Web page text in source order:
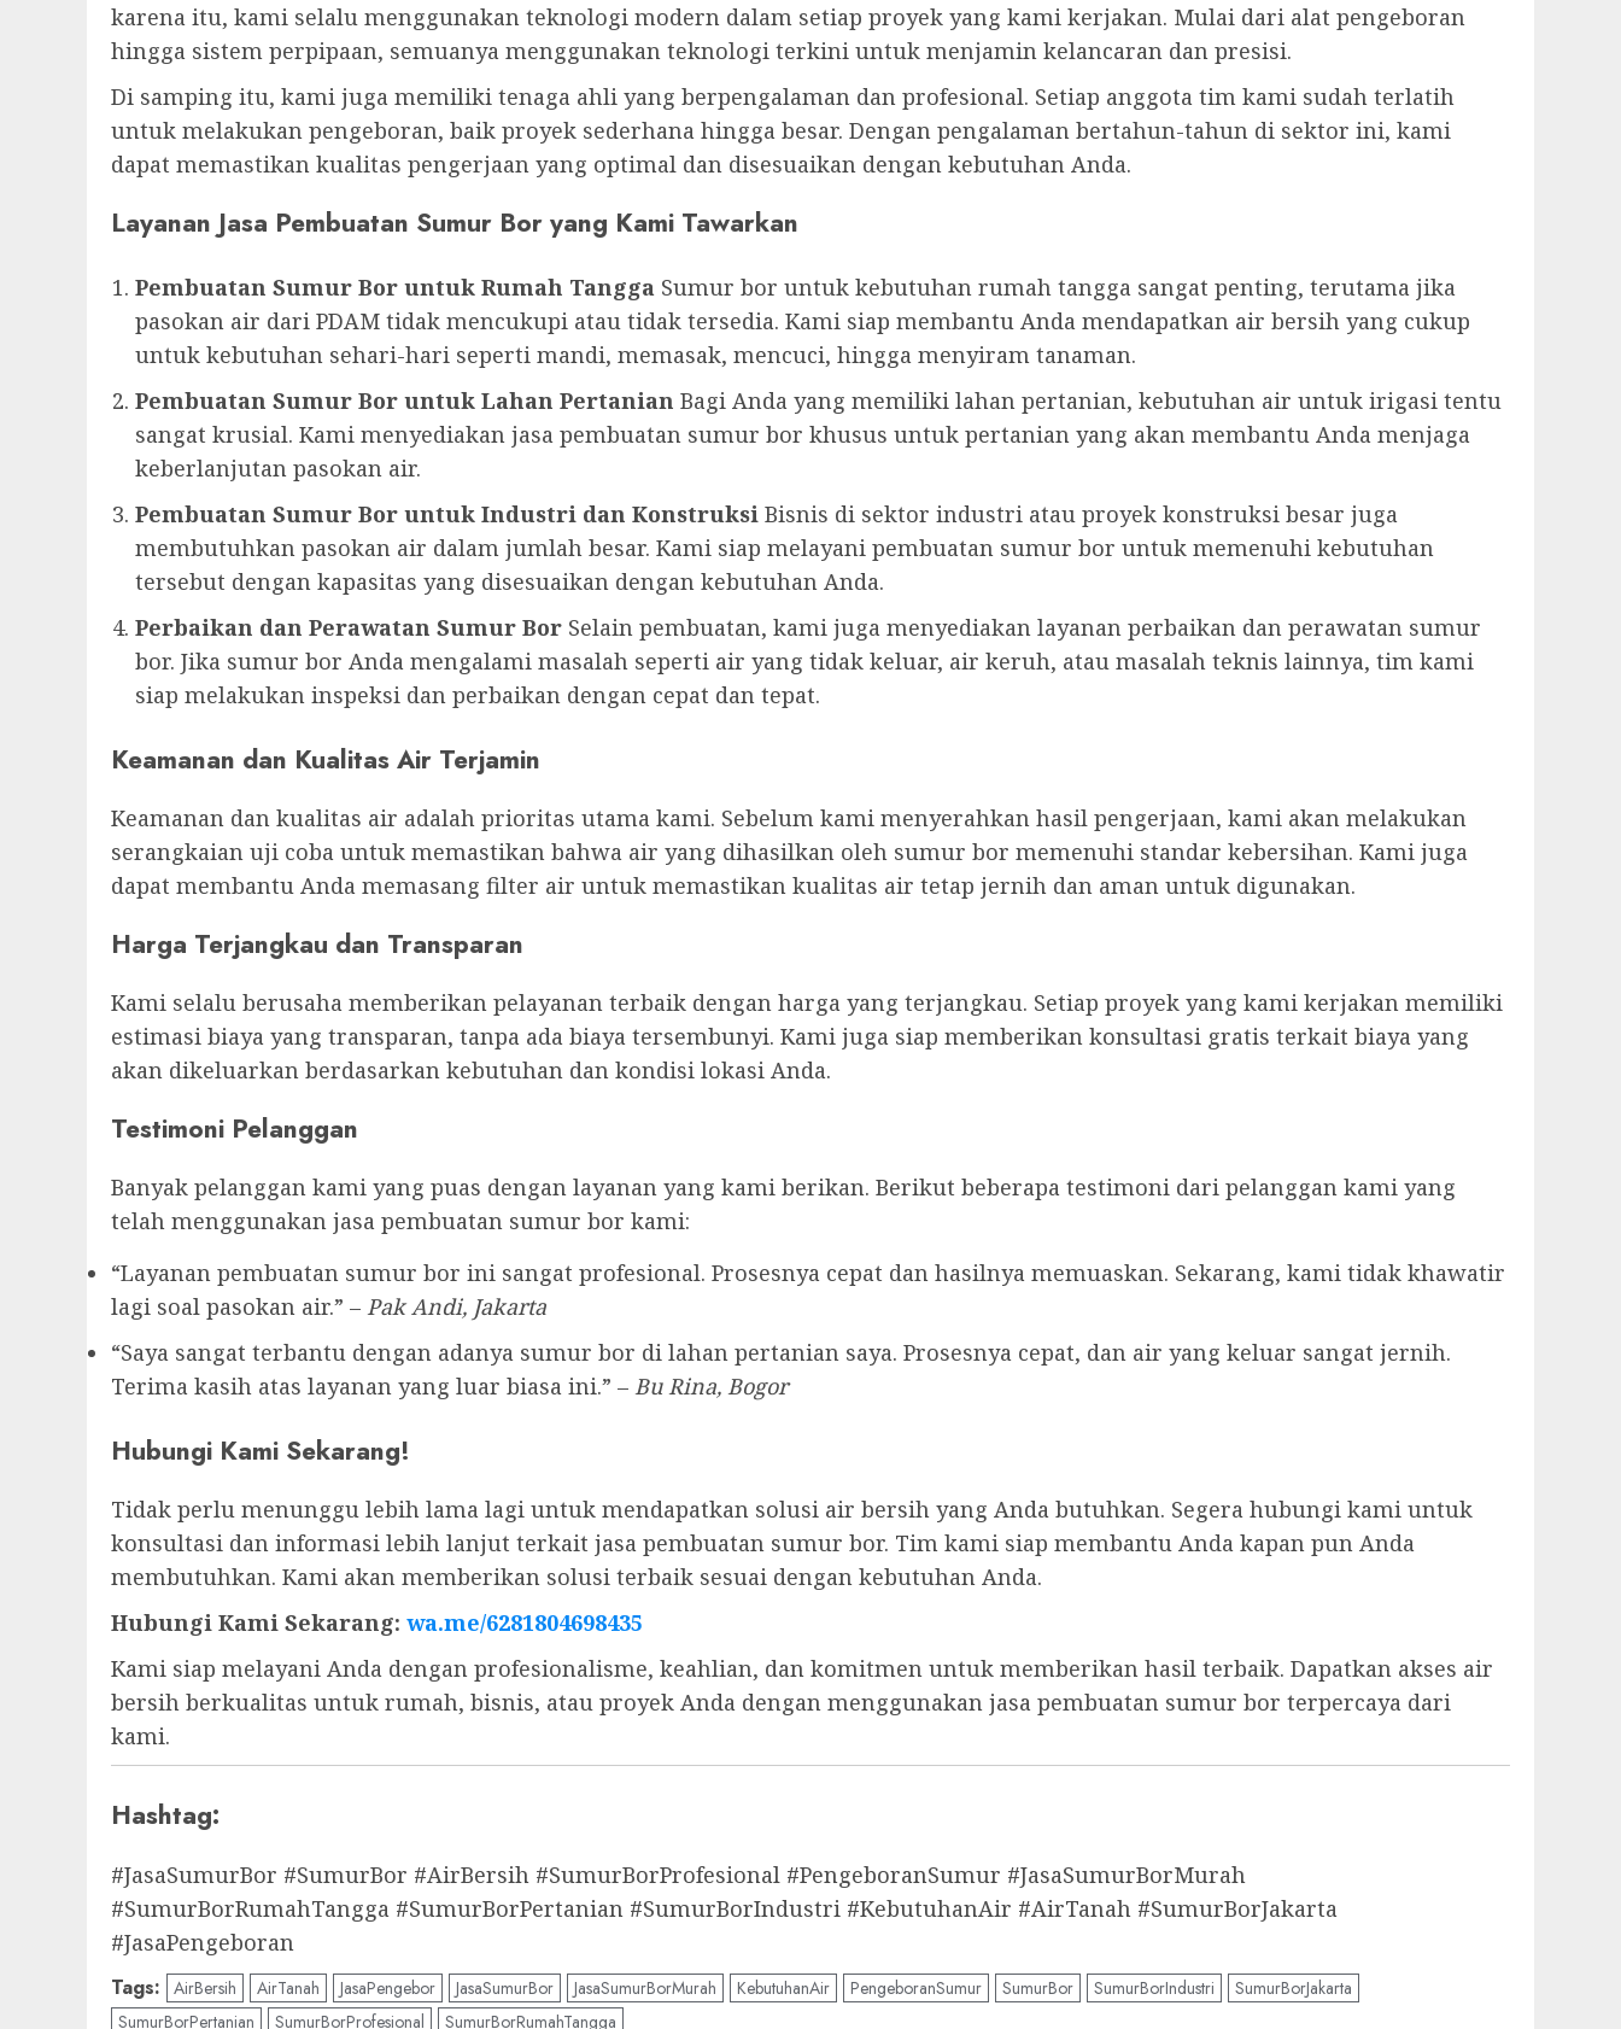
karena itu, kami selalu menggunakan teknologi modern dalam setiap proyek yang kami kerjakan. Mulai dari alat pengeboran
hingga sistem perpipaan, semuanya menggunakan teknologi terkini untuk menjamin kelancaran dan presisi.
Di samping itu, kami juga memiliki tenaga ahli yang berpengalaman dan profesional. Setiap anggota tim kami sudah terlatih
untuk melakukan pengeboran, baik proyek sederhana hingga besar. Dengan pengalaman bertahun-tahun di sektor ini, kami
dapat memastikan kualitas pengerjaan yang optimal dan disesuaikan dengan kebutuhan Anda.
Layanan Jasa Pembuatan Sumur Bor yang Kami Tawarkan
Pembuatan Sumur Bor untuk Rumah Tangga Sumur bor untuk kebutuhan rumah tangga sangat penting, terutama jika
pasokan air dari PDAM tidak mencukupi atau tidak tersedia. Kami siap membantu Anda mendapatkan air bersih yang cukup
untuk kebutuhan sehari-hari seperti mandi, memasak, mencuci, hingga menyiram tanaman.
Pembuatan Sumur Bor untuk Lahan Pertanian Bagi Anda yang memiliki lahan pertanian, kebutuhan air untuk irigasi tentu
sangat krusial. Kami menyediakan jasa pembuatan sumur bor khusus untuk pertanian yang akan membantu Anda menjaga
keberlanjutan pasokan air.
Pembuatan Sumur Bor untuk Industri dan Konstruksi Bisnis di sektor industri atau proyek konstruksi besar juga
membutuhkan pasokan air dalam jumlah besar. Kami siap melayani pembuatan sumur bor untuk memenuhi kebutuhan
tersebut dengan kapasitas yang disesuaikan dengan kebutuhan Anda.
Perbaikan dan Perawatan Sumur Bor Selain pembuatan, kami juga menyediakan layanan perbaikan dan perawatan sumur
bor. Jika sumur bor Anda mengalami masalah seperti air yang tidak keluar, air keruh, atau masalah teknis lainnya, tim kami
siap melakukan inspeksi dan perbaikan dengan cepat dan tepat.
Keamanan dan Kualitas Air Terjamin
Keamanan dan kualitas air adalah prioritas utama kami. Sebelum kami menyerahkan hasil pengerjaan, kami akan melakukan
serangkaian uji coba untuk memastikan bahwa air yang dihasilkan oleh sumur bor memenuhi standar kebersihan. Kami juga
dapat membantu Anda memasang filter air untuk memastikan kualitas air tetap jernih dan aman untuk digunakan.
Harga Terjangkau dan Transparan
Kami selalu berusaha memberikan pelayanan terbaik dengan harga yang terjangkau. Setiap proyek yang kami kerjakan memiliki
estimasi biaya yang transparan, tanpa ada biaya tersembunyi. Kami juga siap memberikan konsultasi gratis terkait biaya yang
akan dikeluarkan berdasarkan kebutuhan dan kondisi lokasi Anda.
Testimoni Pelanggan
Banyak pelanggan kami yang puas dengan layanan yang kami berikan. Berikut beberapa testimoni dari pelanggan kami yang
telah menggunakan jasa pembuatan sumur bor kami:
“Layanan pembuatan sumur bor ini sangat profesional. Prosesnya cepat dan hasilnya memuaskan. Sekarang, kami tidak khawatir
lagi soal pasokan air.” – Pak Andi, Jakarta
“Saya sangat terbantu dengan adanya sumur bor di lahan pertanian saya. Prosesnya cepat, dan air yang keluar sangat jernih.
Terima kasih atas layanan yang luar biasa ini.” – Bu Rina, Bogor
Hubungi Kami Sekarang!
Tidak perlu menunggu lebih lama lagi untuk mendapatkan solusi air bersih yang Anda butuhkan. Segera hubungi kami untuk
konsultasi dan informasi lebih lanjut terkait jasa pembuatan sumur bor. Tim kami siap membantu Anda kapan pun Anda
membutuhkan. Kami akan memberikan solusi terbaik sesuai dengan kebutuhan Anda.
Hubungi Kami Sekarang: wa.me/6281804698435
Kami siap melayani Anda dengan profesionalisme, keahlian, dan komitmen untuk memberikan hasil terbaik. Dapatkan akses air
bersih berkualitas untuk rumah, bisnis, atau proyek Anda dengan menggunakan jasa pembuatan sumur bor terpercaya dari
kami.
Hashtag:
#JasaSumurBor #SumurBor #AirBersih #SumurBorProfesional #PengeboranSumur #JasaSumurBorMurah
#SumurBorRumahTangga #SumurBorPertanian #SumurBorIndustri #KebutuhanAir #AirTanah #SumurBorJakarta
#JasaPengeboran
Tags: AirBersih AirTanah JasaPengebor JasaSumurBor JasaSumurBorMurah KebutuhanAir PengeboranSumur SumurBor SumurBorIndustri
SumurBorJakarta
SumurBorPertanian
SumurBorProfesional SumurBorRumahTangga